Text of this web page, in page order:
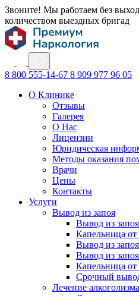
Звоните! Мы работаем без
количеством выездных бригад
8 800 555-14-67 8 909 977 96 05
О Клинике
Отзывы
Галерея
О Нас
Лицензии
Юридическая
Методы оказания
Врачи
Цены
Контакты
Услуги
Вывод из запоя
Вывод из запоя
Капельница от
Вывод из
Вывод из
Капельница от
Срочный
Лечение алкоголизма